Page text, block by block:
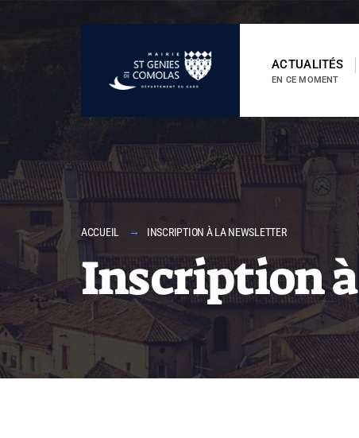
ACTUALITÉS
EN CE MOMENT
ACCUEIL INSCRIPTION À LA NEWSLETTER
Inscription